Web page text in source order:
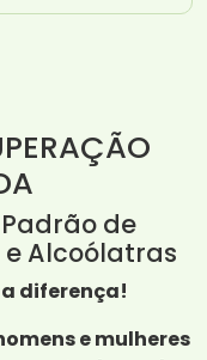
de
Alcoólatras
diferença!
e mulheres